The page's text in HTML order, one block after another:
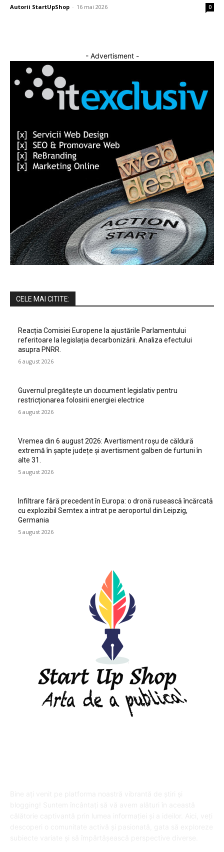
Autorii StartUpShop - 16 mai 2026 0
- Advertisment -
CELE MAI CITITE:
Reacția Comisiei Europene la ajustările Parlamentului
referitoare la legislația decarbonizării. Analiza efectului
asupra PNRR.
6 august 2026
Guvernul pregătește un document legislativ pentru
restricționarea folosirii energiei electrice
6 august 2026
Vremea din 6 august 2026: Avertisment roșu de căldură
extremă în șapte județe și avertisment galben de furtuni în
alte 31.
5 august 2026
Infiltrare fără precedent în Europa: o dronă rusească încărcată
cu explozibil Semtex a intrat pe aeroportul din Leipzig,
Germania
5 august 2026